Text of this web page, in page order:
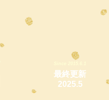
最終更新
2025.5